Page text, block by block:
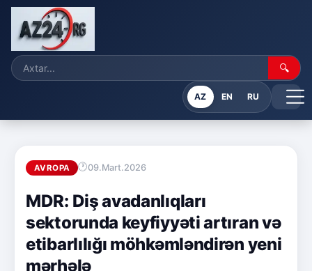
🔍
AZ EN RU
AVROPA 09.Mart.2026
MDR: Diş avadanlıqları
sektorunda keyfiyyəti artıran və
etibarlılığı möhkəmləndirən yeni
mərhələ